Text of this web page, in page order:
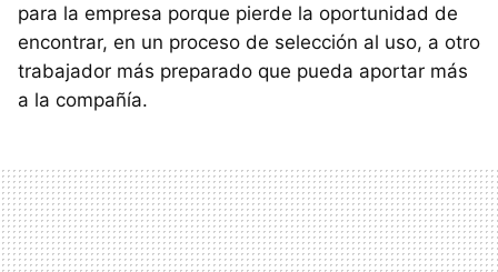
para la empresa porque pierde la oportunidad de
encontrar, en un proceso de selección al uso, a otro
trabajador más preparado que pueda aportar más
a la compañía.